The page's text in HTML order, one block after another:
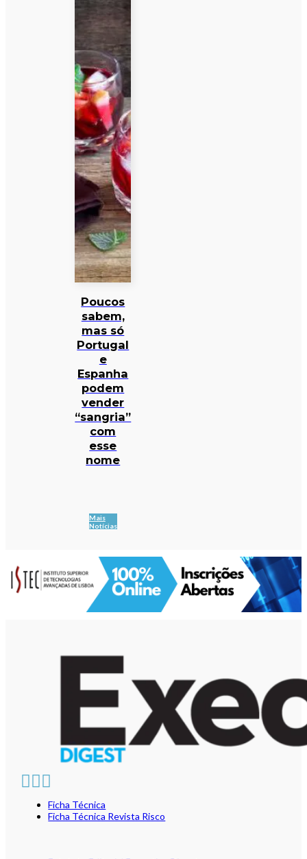
Poucos
sabem,
mas só
Portugal
e
Espanha
podem
vender
“sangria”
com
esse
nome
Mais
Notícias
Ficha Técnica
Ficha Técnica Revista Risco